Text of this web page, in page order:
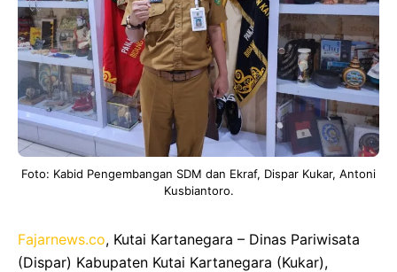
Foto: Kabid Pengembangan SDM dan Ekraf, Dispar Kukar, Antoni
Kusbiantoro.
Fajarnews.co, Kutai Kartanegara – Dinas Pariwisata
(Dispar) Kabupaten Kutai Kartanegara (Kukar),